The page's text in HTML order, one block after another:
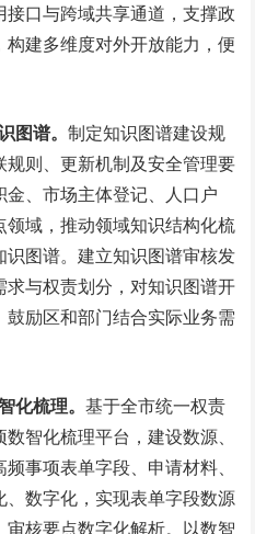
口与跨域共享通道，支撑政
建多维度对外开放能力，便
图谱。制定知识图谱建设规
则、更新机制及安全管理要
、市场主体登记、人口户
域，推动领域知识结构化梳
图谱。建立知识图谱审核发
与权责划分，对知识图谱开
励区和部门结合实际业务需
化梳理。基于全市统一权责
智化梳理平台，建设数源、
事项表单字段、申请材料、
数字化，实现表单字段数源
核要点数字化解析。以数智